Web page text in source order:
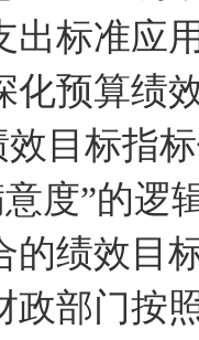
出标准应
预算绩
标指标
度”的逻
的绩效目
政部门按